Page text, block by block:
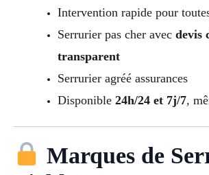
Intervention rapide pour
Serrurier pas cher avec devis
transparent
Serrurier agréé assurances
Disponible 24h/24 et 7j/7,
Marques de